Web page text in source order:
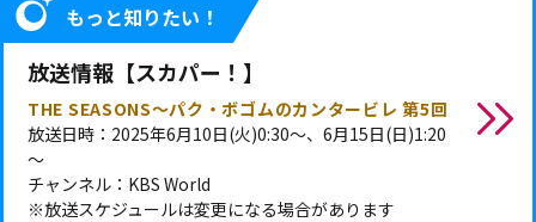
もっと知りたい！
放送情報【スカパー！】
THE SEASONS～パク・ボゴムのカンタービレ 第5回
放送日時：2025年6月10日(火)0:30～、6月15日(日)1:20
～
チャンネル：KBS World
※放送スケジュールは変更になる場合があります